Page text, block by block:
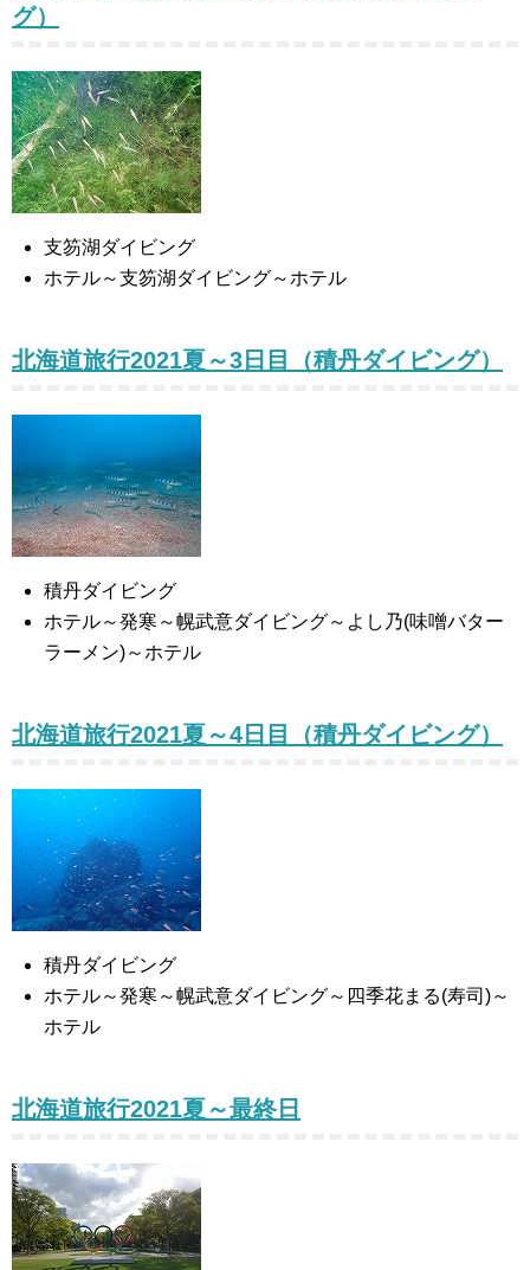
グ）
支笏湖ダイビング
ホテル～支笏湖ダイビング～ホテル
北海道旅行2021夏～3日目（積丹ダイビング）
積丹ダイビング
ホテル～発寒～幌武意ダイビング～よし乃(味噌バター
ラーメン)～ホテル
北海道旅行2021夏～4日目（積丹ダイビング）
積丹ダイビング
ホテル～発寒～幌武意ダイビング～四季花まる(寿司)～
ホテル
北海道旅行2021夏～最終日